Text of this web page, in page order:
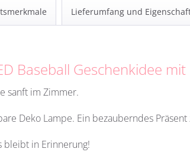
Lieferumfang und
Baseball Geschenkidee
sanft im Zimmer.
Deko Lampe. Ein bezauberndes Präsent
bleibt in Erinnerung!